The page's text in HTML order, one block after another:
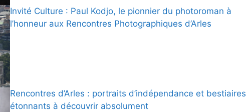
Invité Culture : Paul Kodjo, le pionnier du photoroman à
l’honneur aux Rencontres Photographiques d’Arles
Rencontres d’Arles : portraits d’indépendance et bestiaires
étonnants à découvrir absolument